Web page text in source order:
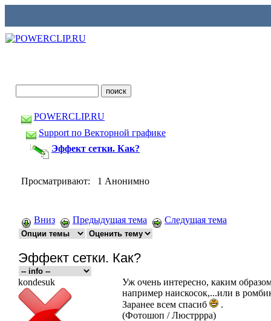
POWERCLIP.RU
Support по Векторной графике
Эффект сетки. Как?
Просматривают: 1 Анонимно
Вниз Предыдущая тема Следущая тема
Эффект сетки. Как?
kondesuk
Уж очень интересно, каким
например наискосок,...или в
Заранее всем спасиб
.
(Фотошоп / Люстррра)